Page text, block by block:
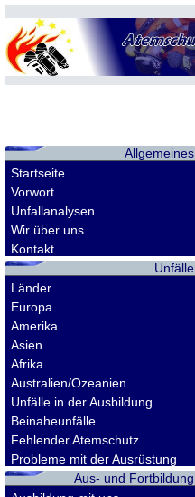
Allgemeines
Startseite
Vorwort
Unfallanalysen
Wir über uns
Kontakt
Unfälle
Länder
Europa
Amerika
Asien
Afrika
Australien/Ozeanien
Unfälle in der Ausbildung
Beinaheunfälle
Fehlender Atemschutz
Probleme mit der Ausrüstung
Aus- und Fortbildung